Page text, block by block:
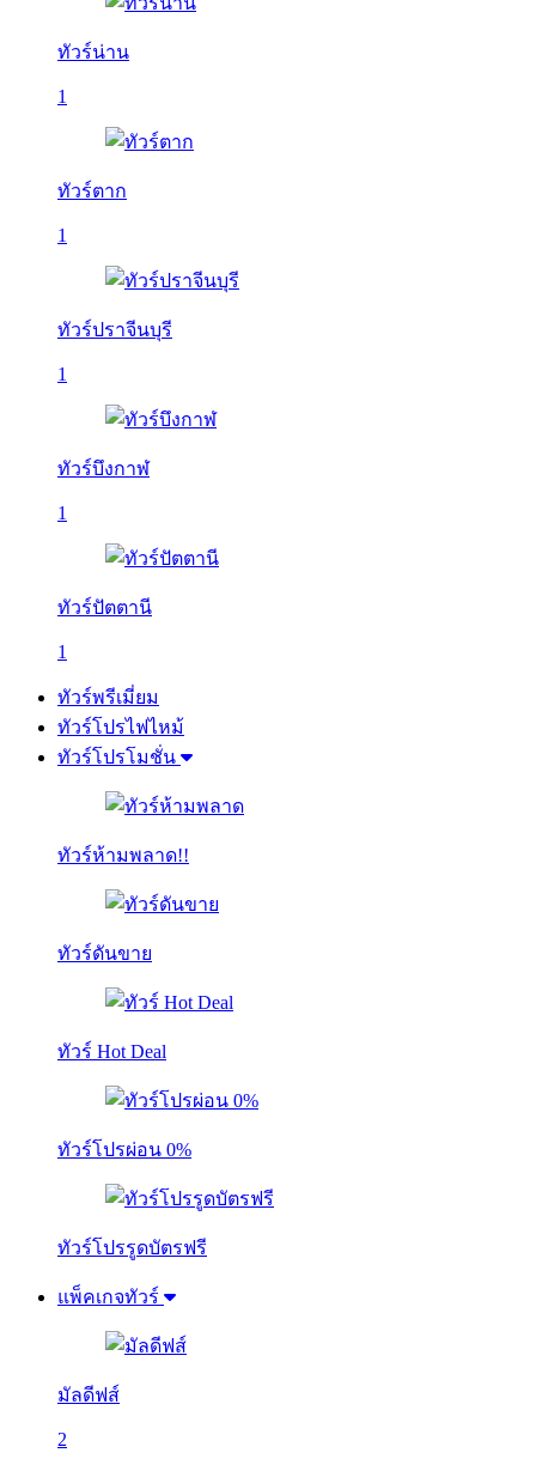
ทัวร์น่าน
1
ทัวร์ตาก
1
ทัวร์ปราจีนบุรี
1
ทัวร์บึงกาฬ
1
ทัวร์ปัตตานี
1
ทัวร์พรีเมี่ยม
ทัวร์โปรไฟไหม้
ทัวร์โปรโมชั่น
ทัวร์ห้ามพลาด!!
ทัวร์ดันขาย
ทัวร์ Hot Deal
ทัวร์โปรผ่อน 0%
ทัวร์โปรรูดบัตรฟรี
แพ็คเกจทัวร์
มัลดีฟส์
2